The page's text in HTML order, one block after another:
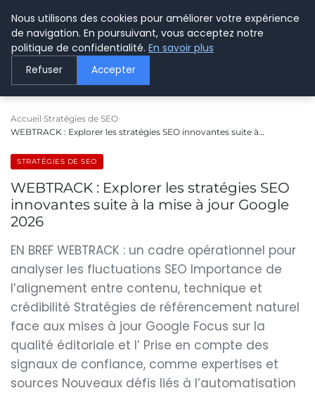
LE WEBMARKETING
Accueil Stratégies de SEO
WEBTRACK : Explorer les stratégies SEO innovantes suite à…
STRATÉGIES DE SEO
WEBTRACK : Explorer les stratégies SEO
innovantes suite à la mise à jour Google
2026
EN BREF WEBTRACK : un cadre opérationnel pour
analyser les fluctuations SEO Importance de
l’alignement entre contenu, technique et
crédibilité Stratégies de référencement naturel
face aux mises à jour Google Focus sur la
qualité éditoriale et l’ Prise en compte des
signaux de confiance, comme expertises et
sources Nouveaux défis liés à l’automatisation
Nous utilisons des cookies pour améliorer votre expérience
de navigation. En poursuivant, vous acceptez notre
politique de confidentialité. En savoir plus
Refuser Accepter